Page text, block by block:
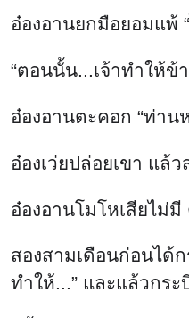
อ๋องอานยกมือยอมแพ้
“ตอนนั้น...เจ้าทำให้ข้
อ๋องอานตะคอก “ท่าน
อ๋องเว่ยปล่อยเขา แล้
อ๋องอานโมโหเสียไม่
สองสามเดือนก่อนได้
ทำให้...” และแล้วกร